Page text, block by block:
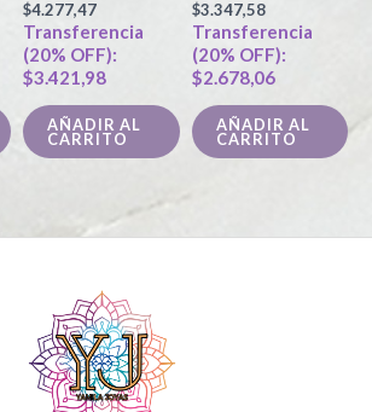
$4.277,47
Transferencia
(20% OFF):
$3.421,98
AÑADIR AL
CARRITO
$3.347,58
Transferencia
(20% OFF):
$2.678,06
AÑADIR AL
CARRITO